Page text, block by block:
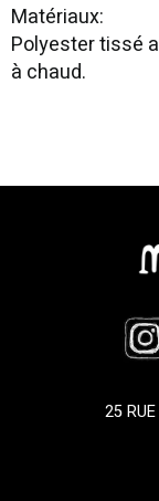
Matériaux:
Polyester tissé
à chaud.
25